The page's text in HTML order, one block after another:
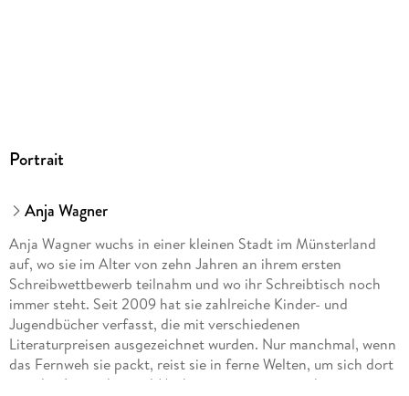
Portrait
Anja Wagner
Anja Wagner wuchs in einer kleinen Stadt im Münsterland
auf, wo sie im Alter von zehn Jahren an ihrem ersten
Schreibwettbewerb teilnahm und wo ihr Schreibtisch noch
immer steht. Seit 2009 hat sie zahlreiche Kinder- und
Jugendbücher verfasst, die mit verschiedenen
Literaturpreisen ausgezeichnet wurden. Nur manchmal, wenn
das Fernweh sie packt, reist sie in ferne Welten, um sich dort
von den Legenden und Mythen zu neuen magischen